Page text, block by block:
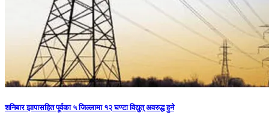
शनिबार झापासहित पूर्वका ५ जिल्लामा १२ घण्टा विद्युत् अवरुद्ध हुने